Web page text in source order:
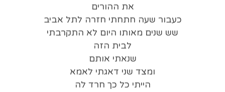
את ההורים
כעבור שעה חתחתי חזרה לתל אביב
שש שנים מאותו היום לא התקרבתי
לבית הזה
שנאתי אותם
ומצד שני דאגתי לאמא
הייתי כל כך חרד לה